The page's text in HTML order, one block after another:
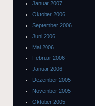
Januar 2007
Oktober 2006
September 2006
Juni 2006
Mai 2006
Februar 2006
Januar 2006
Dezember 2005
November 2005
Oktober 2005